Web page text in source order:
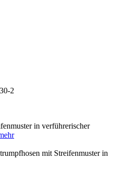
2
in verführerischer
mit Streifenmuster in